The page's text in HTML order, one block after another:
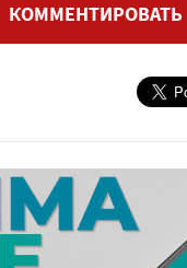
КОММЕНТИРОВАТЬ